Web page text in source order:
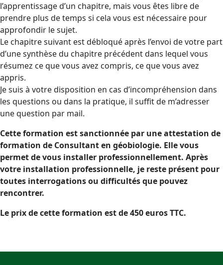
l’apprentissage d’un chapitre, mais vous êtes libre de
prendre plus de temps si cela vous est nécessaire pour
approfondir le sujet.
Le chapitre suivant est débloqué après l’envoi de votre part
d’une synthèse du chapitre précédent dans lequel vous
résumez ce que vous avez compris, ce que vous avez
appris.
Je suis à votre disposition en cas d’incompréhension dans
les questions ou dans la pratique, il suffit de m’adresser
une question par mail.
Cette formation est sanctionnée par une attestation de
formation de Consultant en géobiologie. Elle vous
permet de vous installer professionnellement. Après
votre installation professionnelle, je reste présent pour
toutes interrogations ou difficultés que pouvez
rencontrer.
Le prix de cette formation est de 450 euros TTC.